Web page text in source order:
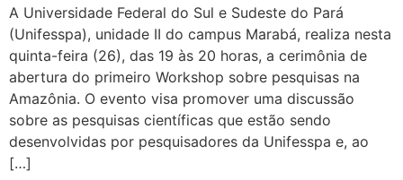
A Universidade Federal do Sul e Sudeste do Pará
(Unifesspa), unidade II do campus Marabá, realiza nesta
quinta-feira (26), das 19 às 20 horas, a cerimônia de
abertura do primeiro Workshop sobre pesquisas na
Amazônia. O evento visa promover uma discussão
sobre as pesquisas científicas que estão sendo
desenvolvidas por pesquisadores da Unifesspa e, ao
[…]